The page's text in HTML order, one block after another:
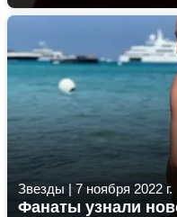
Звезды | 7 ноября 2022 г.
Фанаты узнали